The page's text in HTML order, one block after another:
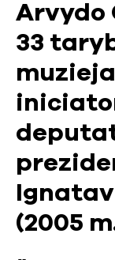
Arvydo
33
(2005